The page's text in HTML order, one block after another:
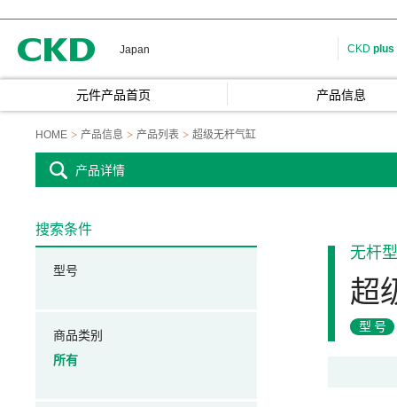
Japan CKD plus
元件产品首页 产品信息
HOME 产品信息 产品列表 超级无杆气缸
产品详情
无杆
超
型号
搜索条件
型号
商品类别
所有